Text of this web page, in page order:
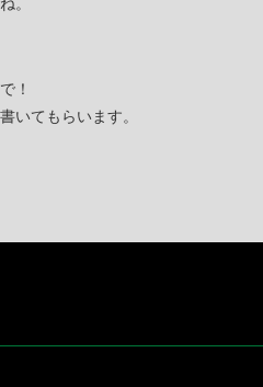
！
いてもらいます。